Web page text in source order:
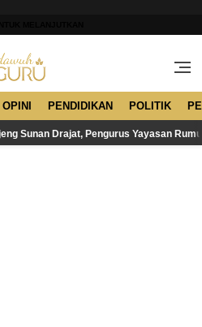
Guru
Membangun
OPINI PENDIDIKAN POLITIK
Sunan Drajat, Pengurus Yayasan